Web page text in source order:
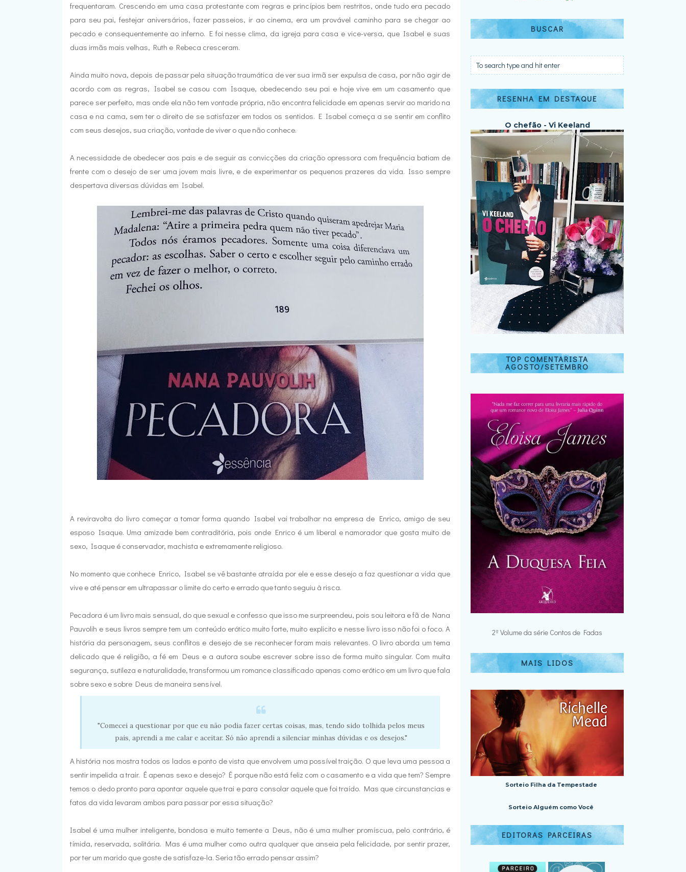
frequentaram. Crescendo em uma casa protestante com regras e princípios bem restritos, onde tudo era pecado
para seu pai, festejar aniversários, fazer passeios, ir ao cinema, era um provável caminho para se chegar ao
pecado e consequentemente ao inferno. E foi nesse clima, da igreja para casa e vice-versa, que Isabel e suas
duas irmãs mais velhas, Ruth e Rebeca cresceram.
Ainda muito nova, depois de passar pela situação traumática de ver sua irmã ser expulsa de casa, por não agir de
acordo com as regras, Isabel se casou com Isaque, obedecendo seu pai e hoje vive em um casamento que
parece ser perfeito, mas onde ela não tem vontade própria, não encontra felicidade em apenas servir ao marido na
casa e na cama, sem ter o direito de se satisfazer em todos os sentidos. E Isabel começa a se sentir em conflito
com seus desejos, sua criação, vontade de viver o que não conhece.
A necessidade de obedecer aos pais e de seguir as convicções da criação opressora com frequência batiam de
frente com o desejo de ser uma jovem mais livre, e de experimentar os pequenos prazeres da vida. Isso sempre
despertava diversas dúvidas em Isabel.
A reviravolta do livro começar a tomar forma quando Isabel vai trabalhar na empresa de Enrico, amigo de seu
esposo Isaque. Uma amizade bem contraditória, pois onde Enrico é um liberal e namorador que gosta muito de
sexo, Isaque é conservador, machista e extremamente religioso.
No momento que conhece Enrico, Isabel se vê bastante atraída por ele e esse desejo a faz questionar a vida que
vive e até pensar em ultrapassar o limite do certo e errado que tanto seguiu à risca.
Pecadora é um livro mais sensual, do que sexual e confesso que isso me surpreendeu, pois sou leitora e fã de Nana
Pauvolih e seus livros sempre tem um conteúdo erótico muito forte, muito explicito e nesse livro isso não foi o foco. A
história da personagem, seus conflitos e desejo de se reconhecer foram mais relevantes. O livro aborda um tema
delicado que é religião, a fé em Deus e a autora soube escrever sobre isso de forma muito singular. Com muita
segurança, sutileza e naturalidade, transformou um romance classificado apenas como erótico em um livro que fala
sobre sexo e sobre Deus de maneira sensível.
"Comecei a questionar por que eu não podia fazer certas coisas, mas, tendo sido tolhida pelos meus
pais, aprendi a me calar e aceitar. Só não aprendi a silenciar minhas dúvidas e os desejos."
A história nos mostra todos os lados e ponto de vista que envolvem uma possível traição. O que leva uma pessoa a
sentir impelida a trair. É apenas sexo e desejo? É porque não está feliz com o casamento e a vida que tem? Sempre
temos o dedo pronto para apontar aquele que trai e para consolar aquele que foi traído. Mas que circunstancias e
fatos da vida levaram ambos para passar por essa situação?
Isabel é uma mulher inteligente, bondosa e muito temente a Deus, não é uma mulher promíscua, pelo contrário, é
tímida, reservada, solitária. Mas é uma mulher como outra qualquer que anseia pela felicidade, por sentir prazer,
por ter um marido que goste de satisfaze-la. Seria tão errado pensar assim?
BUSCAR
RESENHA EM DESTAQUE
O chefão - Vi Keeland
TOP COMENTARISTA
AGOSTO/SETEMBRO
2º Volume da série Contos de Fadas
MAIS LIDOS
Sorteio Filha da Tempestade
Sorteio Alguém como Você
EDITORAS PARCEIRAS